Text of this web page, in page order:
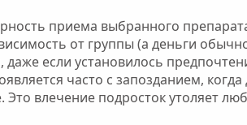
приема выбранного
от группы (а деньги
если установилось
часто с запозданием, когда
Это влечение подросток утоляет